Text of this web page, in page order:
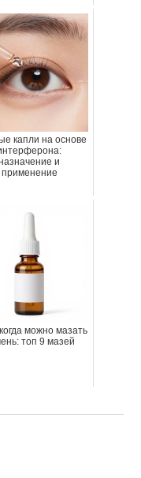
капли на основе
и
применение
можно мазать
топ 9 мазей